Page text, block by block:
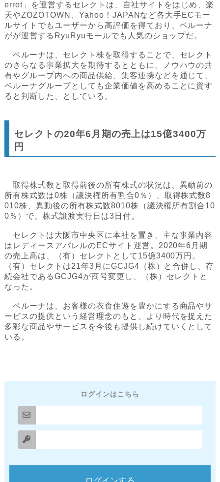
errot」を運営するセレクトは、自社サイトをはじめ、楽
天やZOZOTOWN、Yahoo！JAPANなど各大手ECモー
ルサイトでもユーザーから高評価を得ており、ベルーナ
がが運営するRyuRyuモールでも人気のショップだ。
ベルーナは、セレクト株を取得することで、セレクト
のさらなる事業拡大を期待するとともに、ノウハウの共
有やグループ内への商品供給、集客連携などを通じて、
ベルーナグループとしても企業価値を高めることに資す
ると判断した、としている。
セレクトの20年6月期の売上は15億3400万
円
取得株式数と取得前後の所有株式の状況は、異動前の
所有株式数は0株（議決権所有割合0％）、取得株式数8
010株、異動後の所有株式数8010株（議決権所有割合10
0％）で、株式譲渡実行日は3日付。
セレクトは大阪市中央区に本社を置き、主な事業内容
はレディースアパレルのECサイト運営。2020年6月期
の売上高は、（有）セレクトとして15億3400万円。
（有）セレクトは21年3月にGCJG4（株）と合併し、存
続会社であるGCJG4が商号変更し、（株）セレクトと
なった。
ベルーナは、お客様の衣食住遊を豊かにする商品やサ
ービスの提供という経営理念のもと、より時代を捉えた
多彩な商品やサービスを今後も提供し続けていくとして
いる。
ログインはこちら